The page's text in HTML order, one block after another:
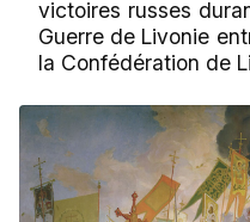
victoires russes
Guerre de Livonie
la Confédération de